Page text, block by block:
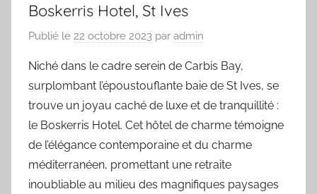
Boskerris Hotel, St Ives
Publié le 22 octobre 2023 par admin
Niché dans le cadre serein de Carbis Bay,
surplombant l’époustouflante baie de St Ives, se
trouve un joyau caché de luxe et de tranquillité :
le Boskerris Hotel. Cet hôtel de charme témoigne
de l’élégance contemporaine et du charme
méditerranéen, promettant une retraite
inoubliable au milieu des magnifiques paysages